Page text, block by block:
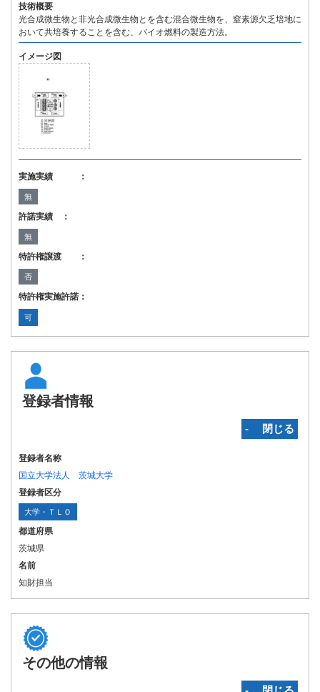
技術概要
光合成微生物と非光合成微生物とを含む混合微生物を、窒素源欠乏培地に
おいて共培養することを含む、バイオ燃料の製造方法。
イメージ図
実施実績 ：
無
許諾実績 ：
無
特許権譲渡 ：
否
特許権実施許諾：
可
登録者情報
‐ 閉じる
登録者名称
国立大学法人 茨城大学
登録者区分
大学・ＴＬＯ
都道府県
茨城県
名前
知財担当
その他の情報